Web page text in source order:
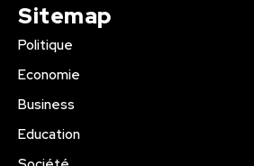
Sitemap
Politique
Economie
Business
Education